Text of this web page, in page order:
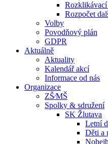
Rozklikávací
Rozpočet
Volby
Povodňový plán
GDPR
Aktuálně
Aktuality
Kalendář akcí
Informace od nás
Organizace
ZŠ⁄MŠ
Spolky & sdružení
SK Žlutava
Letní
Děti a